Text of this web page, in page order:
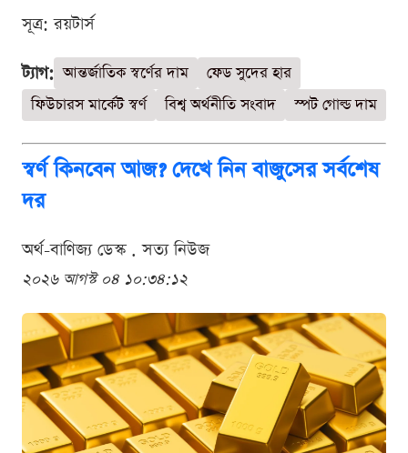
সূত্র: রয়টার্স
ট্যাগ: আন্তর্জাতিক স্বর্ণের দাম
ফেড সুদের হার
ফিউচারস মার্কেট স্বর্ণ
বিশ্ব অর্থনীতি সংবাদ স্পট গোল্ড দাম
স্বর্ণ কিনবেন আজ? দেখে নিন বাজুসের সর্বশেষ
দর
অর্থ-বাণিজ্য ডেস্ক . সত্য নিউজ
২০২৬ আগস্ট ০৪ ১০:৩৪:১২